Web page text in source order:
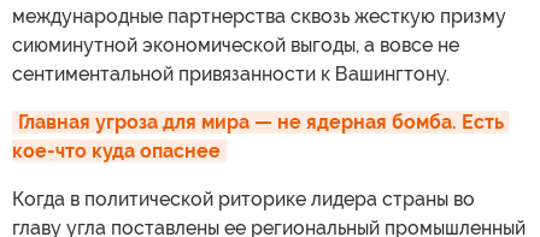
международные партнерства сквозь жесткую призму
сиюминутной экономической выгоды, а вовсе не
сентиментальной привязанности к Вашингтону.
Главная угроза для мира — не ядерная бомба. Есть
кое-что куда опаснее
Когда в политической риторике лидера страны во
главу угла поставлены ее региональный промышленный